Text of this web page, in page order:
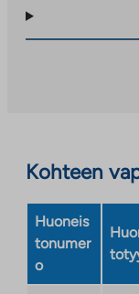
Kohteen
Huoneis
tonumer
o